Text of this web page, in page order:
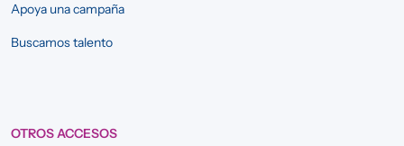
Apoya una campaña
Buscamos talento
OTROS ACCESOS